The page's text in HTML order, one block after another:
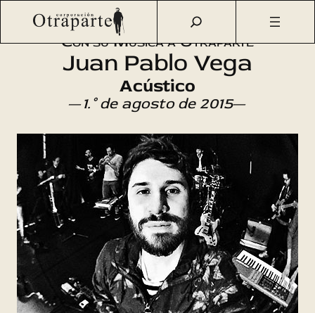
Saltar
Otraparte.org/Agenda Cultural /Música
Con su Música a Otraparte
Juan Pablo Vega
Acústico
—1.° de agosto de 2015—